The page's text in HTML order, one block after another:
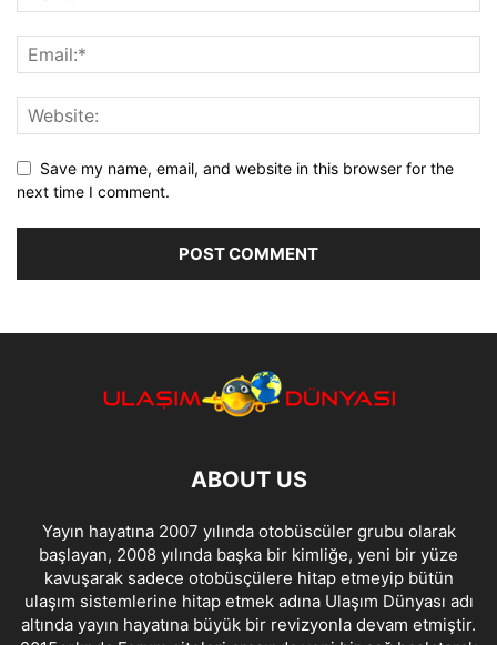
Save my name, email, and website in this browser for the
next time I comment.
ABOUT US
Yayın hayatına 2007 yılında otobüscüler grubu olarak
başlayan, 2008 yılında başka bir kimliğe, yeni bir yüze
kavuşarak sadece otobüsçülere hitap etmeyip bütün
ulaşım sistemlerine hitap etmek adına Ulaşım Dünyası adı
altında yayın hayatına büyük bir revizyonla devam etmiştir.